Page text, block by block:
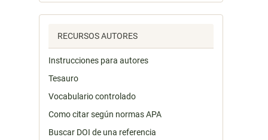
RECURSOS AUTORES
Instrucciones para autores
Tesauro
Vocabulario controlado
Como citar según normas APA
Buscar DOI de una referencia